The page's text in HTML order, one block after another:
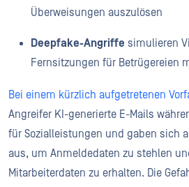
Überweisungen auszulösen
Deepfake-Angriffe simulieren
Fernsitzungen für Betrügereien
Bei einem kürzlich aufgetretenen
Angreifer KI-generierte E-Mails
für Sozialleistungen und gaben sich
aus, um Anmeldedaten zu stehlen
Mitarbeiterdaten zu erhalten. Die